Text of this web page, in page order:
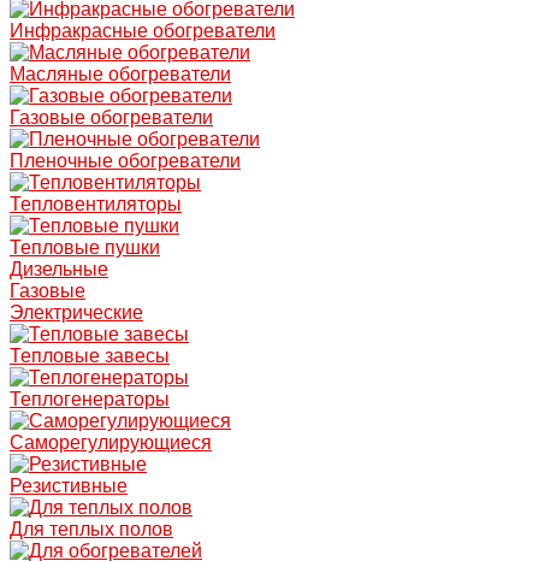
Инфракрасные обогреватели
Масляные обогреватели
Газовые обогреватели
Пленочные обогреватели
Тепловентиляторы
Тепловые пушки
Дизельные
Газовые
Электрические
Тепловые завесы
Теплогенераторы
Саморегулирующиеся
Резистивные
Для теплых полов